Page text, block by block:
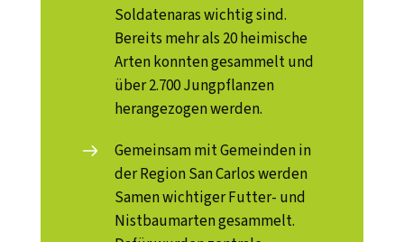
Soldatenaras wichtig sind.
Bereits mehr als 20 heimische
Arten konnten gesammelt und
über 2.700 Jungpflanzen
herangezogen werden.
Gemeinsam mit Gemeinden in
der Region San Carlos werden
Samen wichtiger Futter- und
Nistbaumarten gesammelt.